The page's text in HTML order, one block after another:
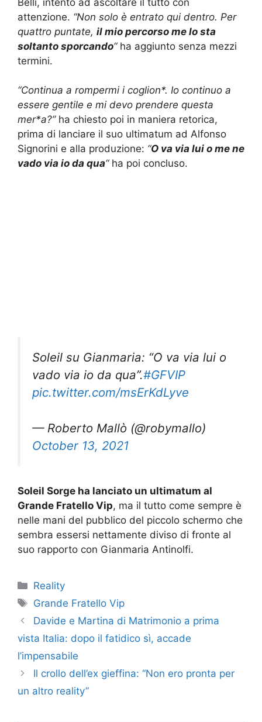
attenzione. “Non solo è entrato qui dentro. Per
quattro puntate, il mio percorso me lo sta
soltanto sporcando“ha aggiunto senza mezzi
termini.
“Continua a rompermi i coglion*. Io continuo a
essere gentile e mi devo prendere questa
mer*a?”ha chiesto poi in maniera retorica,
prima di lanciare il suo ultimatum ad Alfonso
Signorini e alla produzione: “O va via lui o me ne
vado via io da qua“ha poi concluso.
Soleil su Gianmaria: “O va via lui o
vado via io da qua”.#GFVIP
pic.twitter.com/msErKdLyve
— Roberto Mallò (@robymallo)
October 13, 2021
Soleil Sorge ha lanciato un ultimatum al
Grande Fratello Vip, ma il tutto come sempre è
nelle mani del pubblico del piccolo schermo che
sembra essersi nettamente diviso di fronte al
suo rapporto con Gianmaria Antinolfi.
Categorie
Reality
Tag
Grande Fratello Vip
Davide e Martina di Matrimonio a prima
vista Italia: dopo il fatidico sì, accade
l’impensabile
Il crollo dell’ex gieffina: “Non ero pronta per
un altro reality”